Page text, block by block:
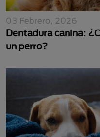
03 Febrero, 2026
Dentadura canina:
un perro?